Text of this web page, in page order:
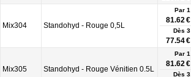
Mix304 Standohyd - Rouge 0,5L
Par 1
81.62 €
Dès 3
77.54 €
Mix305 Standohyd - Rouge Vénitien 0.5L
Par 1
81.62 €
Dès 3